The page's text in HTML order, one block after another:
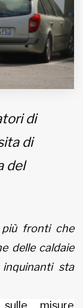
di
di
del
più fronti che
delle caldaie
sta